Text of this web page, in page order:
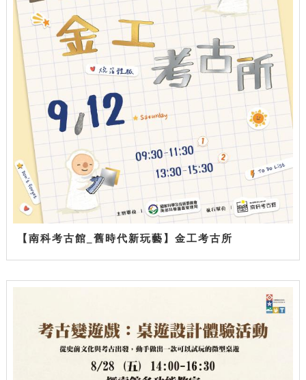
【南科考古館_舊時代新玩藝】金工考古所